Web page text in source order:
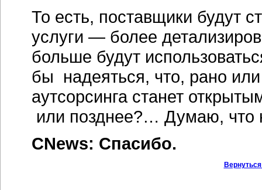
То есть, поставщики будут
услуги — более
больше будут
бы надеяться, что, рано
аутсорсинга станет
или позднее?… Думаю, что
CNews: Спасибо.